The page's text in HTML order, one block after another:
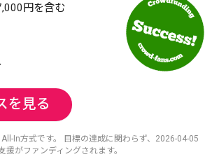
円を含む
を見る
In方式です。 目標の達成に関わらず、2026-04-05
援がファンディングされます。